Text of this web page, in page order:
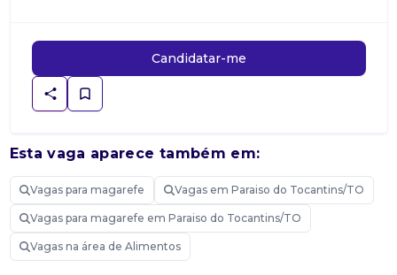
Candidatar-me
Esta vaga aparece também em:
Vagas para magarefe Vagas em Paraiso do Tocantins/TO
Vagas para magarefe em Paraiso do Tocantins/TO
Vagas na área de Alimentos